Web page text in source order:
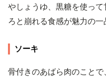
やしょうゆ、黒糖を使っ
ろと崩れる食感が魅力の一
ソーキ
骨付きのあばら肉のこと